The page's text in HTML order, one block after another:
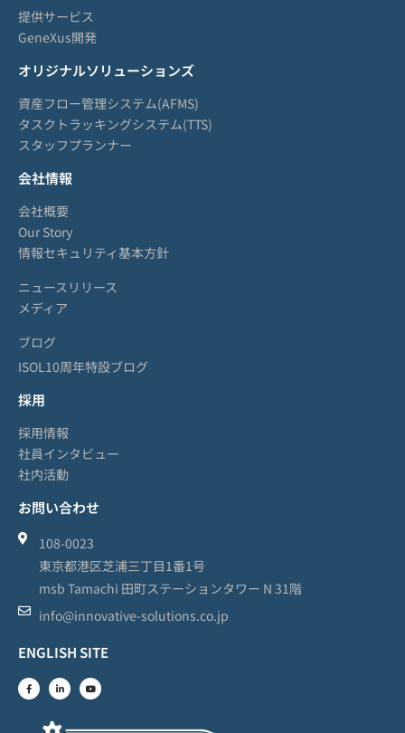
提供サービス
GeneXus開発
オリジナルソリューションズ
資産フロー管理システム(AFMS)
タスクトラッキングシステム(TTS)
スタッフプランナー
会社情報
会社概要
Our Story
情報セキュリティ基本方針
ニュースリリース
メディア
ブログ
ISOL10周年特設ブログ
採用
採用情報
社員インタビュー
社内活動
お問い合わせ
108-0023
東京都港区芝浦三丁目1番1号
msb Tamachi 田町ステーションタワー N 31階
info@innovative-solutions.co.jp
ENGLISH SITE